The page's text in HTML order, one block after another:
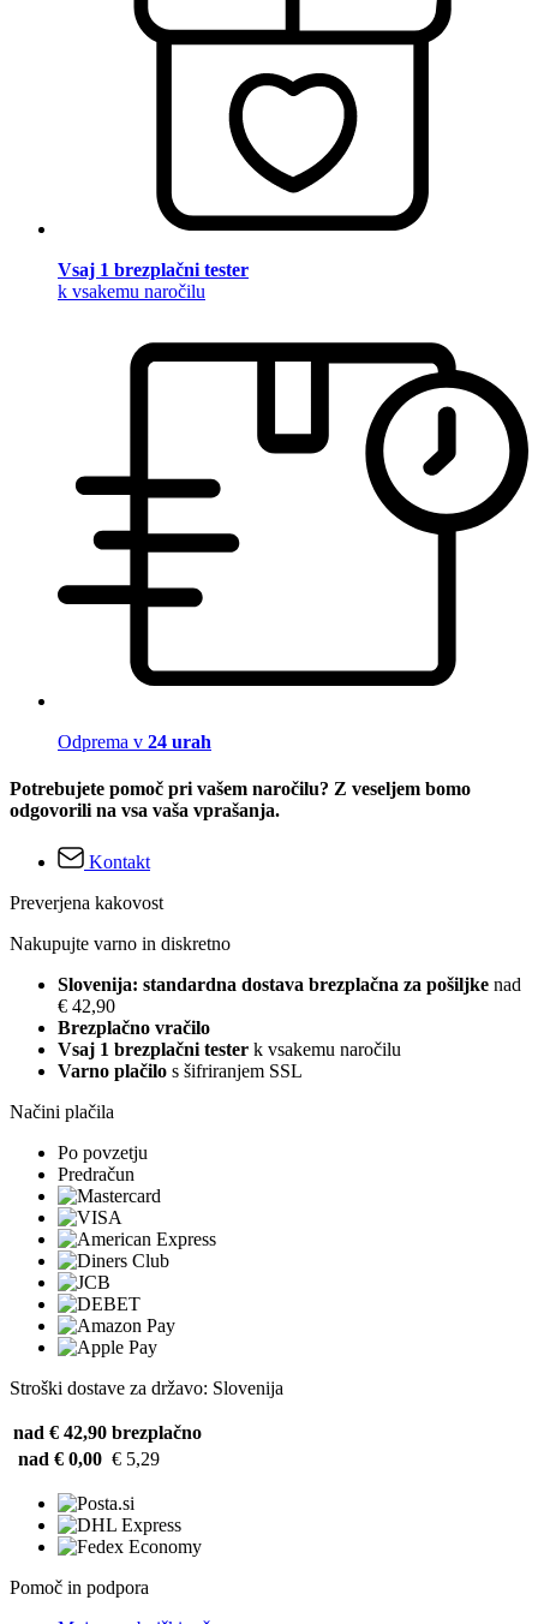
Vsaj 1 brezplačni tester
k vsakemu naročilu
Odprema v 24 urah
Potrebujete pomoč pri vašem naročilu? Z veseljem bomo
odgovorili na vsa vaša vprašanja.
Kontakt
Preverjena kakovost
Nakupujte varno in diskretno
Slovenija: standardna dostava brezplačna za pošiljke nad
€ 42,90
Brezplačno vračilo
Vsaj 1 brezplačni tester k vsakemu naročilu
Varno plačilo s šifriranjem SSL
Načini plačila
Po povzetju
Predračun
Stroški dostave za državo: Slovenija
nad € 42,90 brezplačno
nad € 0,00 € 5,29
Pomoč in podpora